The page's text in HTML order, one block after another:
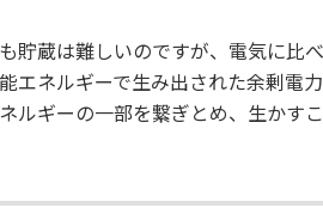
貯蔵は難しいのですが、電気に比
エネルギーで生み出された余剰電
ルギーの一部を繋ぎとめ、生かすこ